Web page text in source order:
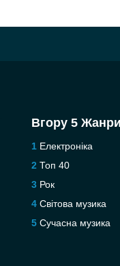
Вгору 5 Жанри
Електроніка
Топ 40
Рок
Світова музика
Сучасна музика